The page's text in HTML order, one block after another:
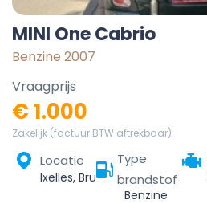
MINI One Cabrio
Benzine 2007
Vraagprijs
€ 1.000
Zakelijk (factuur BTW aftrekbaar)
Locatie
Ixelles, Bruxelles-Capitale, 1050, Belgique
Type
brandstof
Benzine